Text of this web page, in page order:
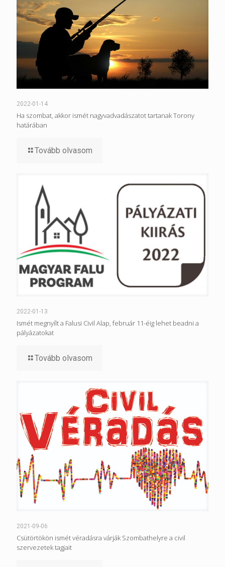
2022-01-14
Ha szombat, akkor ismét nagyvadvadászatot tartanak Torony
határában
Tovább olvasom
2022-01-13
Ismét megnyílt a Falusi Civil Alap, február 11-éig lehet beadni a
pályázatokat
Tovább olvasom
2021-09-06
Csütörtökön ismét véradásra várják Szombathelyre a civil
szervezetek tagjait